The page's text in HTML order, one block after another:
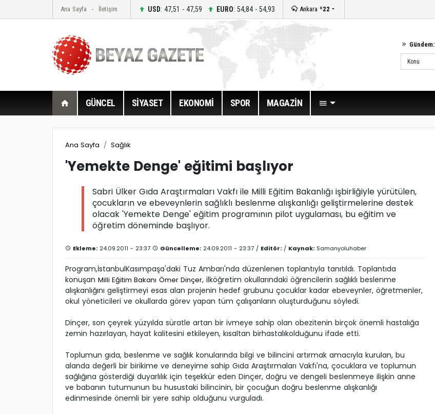
Ana Sayfa İletişim USD: 47,51 - 47,59 EURO: 54,84 - 54,93 Ankara º22
Gündem:
GÜNCEL SİYASET EKONOMİ SPOR MAGAZİN
Ana Sayfa Sağlık
'Yemekte Denge' eğitimi başlıyor
Sabri Ülker Gıda Araştırmaları Vakfı ile Milli Eğitim Bakanlığı işbirliğiyle yürütülen,
çocukların ve ebeveynlerin sağlıklı beslenme alışkanlığı geliştirmelerine destek
olacak 'Yemekte Denge' eğitim programının pilot uygulaması, bu eğitim ve
öğretim döneminde başlıyor.
Ekleme: 24.09.2011 - 23:37 Güncelleme: 24.09.2011 - 23:37 / Editör: / Kaynak: Samanyoluhaber
Program,İstanbulKasımpaşa'daki Tuz Ambarı'nda düzenlenen toplantıyla tanıtıldı. Toplantıda
konuşan Milli Eğitim Bakanı Ömer Dinçer, ilköğretim okullarındaki öğrencilerin sağlıklı beslenme
alışkanlığını geliştirmeyi esas alan projenin hedef grubunu çocuklar kadar ebeveynler, öğretmenler,
okul yöneticileri ve okullarda görev yapan tüm çalışanların oluşturduğunu söyledi.
Dinçer, son çeyrek yüzyılda süratle artan bir ivmeye sahip olan obezitenin birçok önemli hastalığa
zemin hazırlayan, hayat kalitesini etkileyen, kısaltan birhastalıkolduğunu ifade etti.
Toplumun gıda, beslenme ve sağlık konularında bilgi ve bilincini artırmak amacıyla kurulan, bu
alanda değerli bir birikime ve deneyime sahip Gıda Araştırmaları Vakfı'na, çocuklara ve toplumun
sağlığına gösterdiği duyarlılık için teşekkür eden Dinçer, doğru ve dengeli beslenmeye ilişkin anne
ve babanın tutumunun bu husustaki bilincinin, bir çocuğun doğru beslenme alışkanlığı
edinmesinde önemli bir yere sahip olduğunu vurguladı.